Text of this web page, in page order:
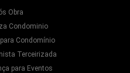
Obra
Condominio
Condomínio
Terceirizada
para Eventos